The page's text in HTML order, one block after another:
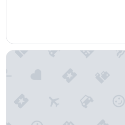
评）
h
t
圣地亚哥海亚特度假俱乐部